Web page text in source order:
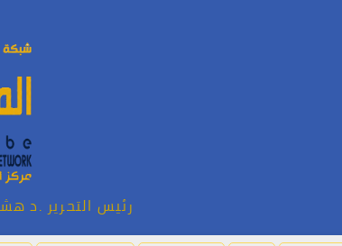
رئيس التحرير .د